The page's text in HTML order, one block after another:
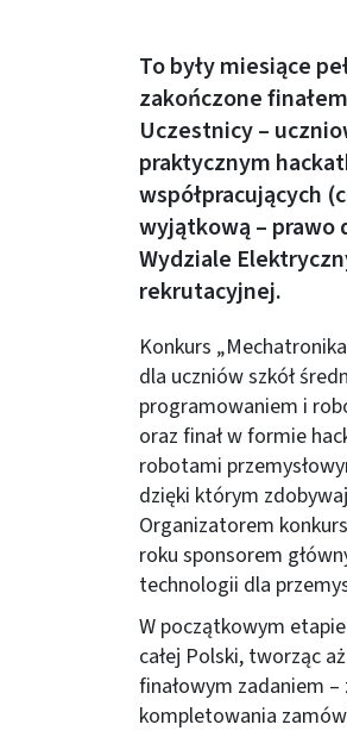
To były miesiące
zakończone
Uczestnicy –
praktycznym
współpracujących
wyjątkową – prawo
Wydziale
rekrutacyjnej.
Konkurs
dla uczniów szkół
programowaniem i
oraz finał w formie
robotami
dzięki którym
Organizatorem
roku sponsorem
technologii dla
W początkowym
całej Polski, tworząc
finałowym zadaniem
kompletowania